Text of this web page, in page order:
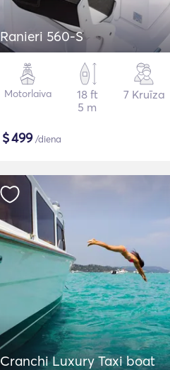
Ranieri 560-S
Motorlaiva
18 ft
5 m
7 Kruīza
$499/diena
Cranchi Luxury Taxi boat